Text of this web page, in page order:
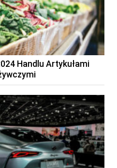
Handlu Artykułami